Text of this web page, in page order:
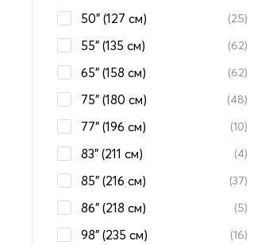
50" (127 см) (25)
55" (135 см) (62)
65" (158 см) (62)
75" (180 см) (48)
77" (196 см) (10)
83" (211 см) (4)
85" (216 см) (37)
86" (218 см) (5)
98" (235 см) (16)